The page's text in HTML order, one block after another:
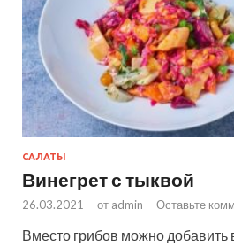
САЛАТЫ
Винегрет с тыквой
26.03.2021 - от admin - Оставьте
Вместо грибов можно добавить